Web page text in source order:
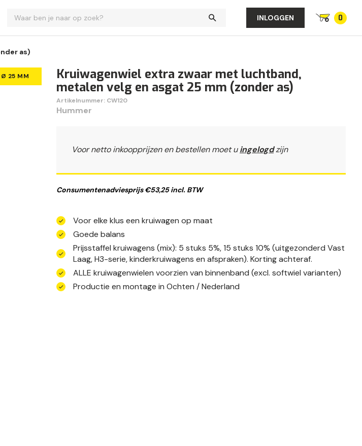
INLOGGEN 0
as)
25 MM
Kruiwagenwiel extra zwaar met luchtband,
metalen velg en asgat 25 mm (zonder as)
Artikelnummer: CW120
Hummer
Voor netto inkoopprijzen en bestellen moet uingelogdzijn
Consumentenadviesprijs €53,25 incl. BTW
Voor elke klus een kruiwagen op maat
Goede balans
Prijsstaffel kruiwagens (mix): 5 stuks 5%, 15 stuks 10% (uitgezonderd Vast
Laag, H3-serie, kinderkruiwagens en afspraken). Korting achteraf.
ALLE kruiwagenwielen voorzien van binnenband (excl. softwiel varianten)
Productie en montage in Ochten / Nederland